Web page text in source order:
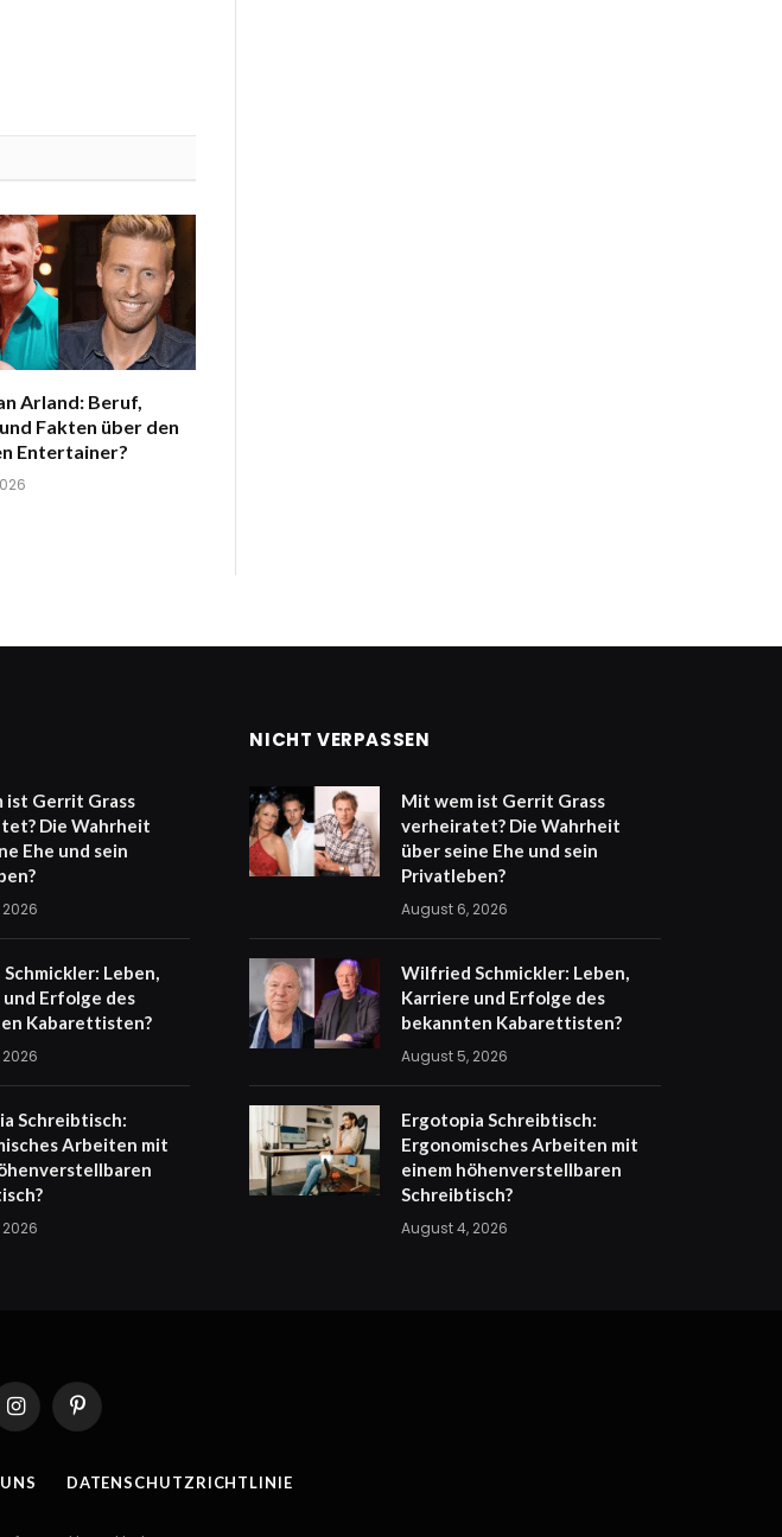
Arland: Beruf,
Fakten über den
Entertainer?
ist Gerrit Grass
Die Wahrheit
Ehe und sein
Leben,
Erfolge des
Kabarettisten?
Schreibtisch:
Arbeiten mit
NICHT VERPASSEN
Mit wem ist Gerrit Grass
verheiratet? Die Wahrheit
über seine Ehe und sein
Privatleben?
August 6, 2026
Wilfried Schmickler: Leben,
Karriere und Erfolge des
bekannten Kabarettisten?
August 5, 2026
Ergotopia Schreibtisch:
Ergonomisches Arbeiten mit
einem höhenverstellbaren
Schreibtisch?
August 4, 2026
InstagramPinterest
DATENSCHUTZRICHTLINIE